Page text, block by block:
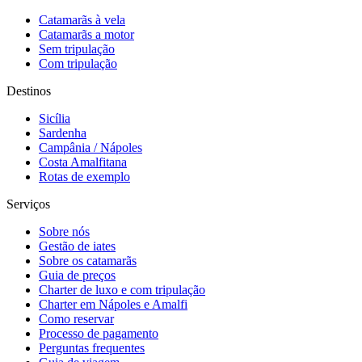
Catamarãs à vela
Catamarãs a motor
Sem tripulação
Com tripulação
Destinos
Sicília
Sardenha
Campânia / Nápoles
Costa Amalfitana
Rotas de exemplo
Serviços
Sobre nós
Gestão de iates
Sobre os catamarãs
Guia de preços
Charter de luxo e com tripulação
Charter em Nápoles e Amalfi
Como reservar
Processo de pagamento
Perguntas frequentes